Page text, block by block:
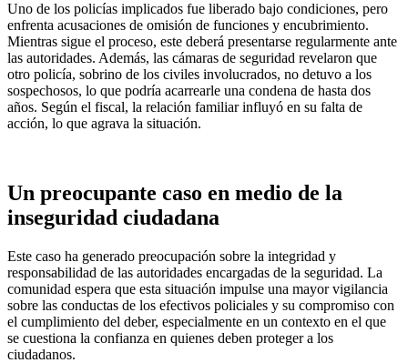
Uno de los policías implicados fue liberado bajo condiciones, pero
enfrenta acusaciones de omisión de funciones y encubrimiento.
Mientras sigue el proceso, este deberá presentarse regularmente ante
las autoridades. Además, las cámaras de seguridad revelaron que
otro policía, sobrino de los civiles involucrados, no detuvo a los
sospechosos, lo que podría acarrearle una condena de hasta dos
años. Según el fiscal, la relación familiar influyó en su falta de
acción, lo que agrava la situación.
Un preocupante caso en medio de la
inseguridad ciudadana
Este caso ha generado preocupación sobre la integridad y
responsabilidad de las autoridades encargadas de la seguridad. La
comunidad espera que esta situación impulse una mayor vigilancia
sobre las conductas de los efectivos policiales y su compromiso con
el cumplimiento del deber, especialmente en un contexto en el que
se cuestiona la confianza en quienes deben proteger a los
ciudadanos.